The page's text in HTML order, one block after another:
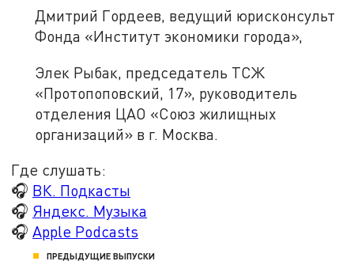
Дмитрий Гордеев, ведущий юрисконсульт
Фонда «Институт экономики города»,
Элек Рыбак, председатель ТСЖ
«Протопоповский, 17», руководитель
отделения ЦАО «Союз жилищных
организаций» в г. Москва.
Где слушать:
🎧 ВК. Подкасты
🎧 Яндекс. Музыка
🎧Apple Podcasts
ПРЕДЫДУЩИЕ ВЫПУСКИ